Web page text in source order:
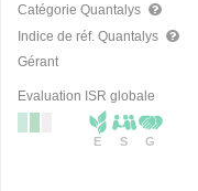
Catégorie Quantalys
Indice de réf. Quantalys
Gérant
Evaluation ISR globale
E S G